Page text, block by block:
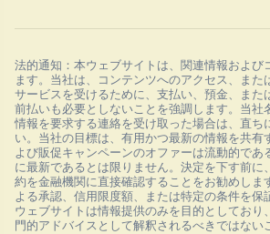
法的通知：本ウェブサイトは、関連情報および
ます。当社は、コンテンツへのアクセス、また
サービスを受けるために、支払い、預金、また
前払いも必要としないことを強調します。当社
情報を要求する連絡を受け取った場合は、直ち
い。当社の目標は、有用かつ最新の情報を共有
よび販促キャンペーンのオファーは流動的であ
に最新であるとは限りません。決定を下す前に
約を金融機関に直接確認することをお勧めしま
よる承認、信用限度額、または特定の条件を保
ウェブサイトは情報提供のみを目的としており
門的アドバイスとして解釈されるべきではない